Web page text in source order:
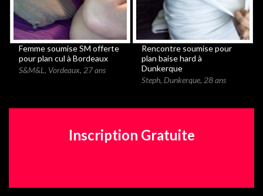
Femme soumise SM offerte
pour plan cul à Bordeaux
S&M&L, Vordeaux, 27 ans
Rencontre soumise pour
plan baise hard à
Dunkerque
Steph, Dunkerque, 28 ans
Inscription Gratuite